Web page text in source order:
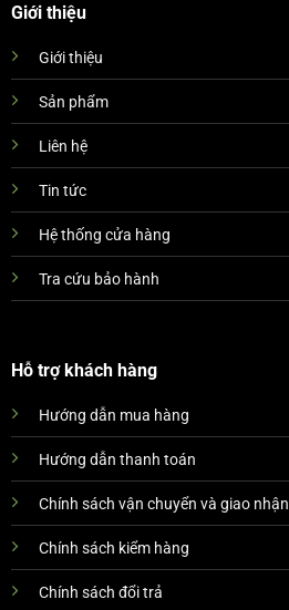
Giới thiệu
Giới thiệu
Sản phẩm
Liên hệ
Tin tức
Hệ thống cửa hàng
Tra cứu bảo hành
Hỗ trợ khách hàng
Hướng dẫn mua hàng
Hướng dẫn thanh toán
Chính sách vận chuyển và giao nhận
Chính sách kiểm hàng
Chính sách đổi trả